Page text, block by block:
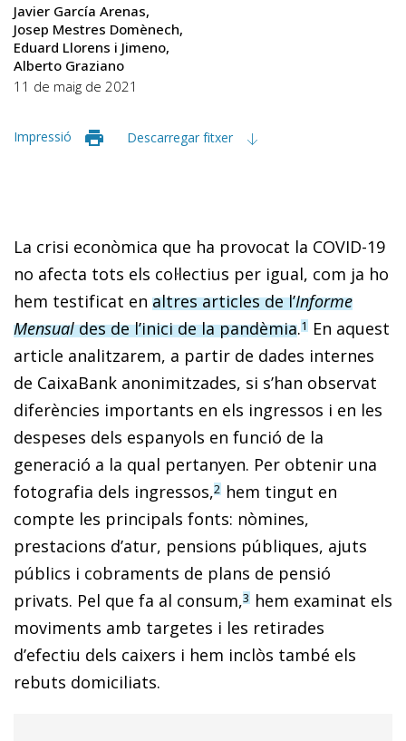
Javier García Arenas
Josep Mestres Domènech
Eduard Llorens i Jimeno
Alberto Graziano
11 de maig de 2021
Impressió Descarregar fitxer
La crisi econòmica que ha provocat la COVID-19
no afecta tots els col·lectius per igual, com ja ho
hem testificat en altres articles de l’Informe
Mensualdes de l’inici de la pandèmia.1 En aquest
article analitzarem, a partir de dades internes
de CaixaBank anonimitzades, si s’han observat
diferències importants en els ingressos i en les
despeses dels espanyols en funció de la
generació a la qual pertanyen. Per obtenir una
fotografia dels ingressos,2 hem tingut en
compte les principals fonts: nòmines,
prestacions d’atur, pensions públiques, ajuts
públics i cobraments de plans de pensió
privats. Pel que fa al consum,3 hem examinat els
moviments amb targetes i les retirades
d’efectiu dels caixers i hem inclòs també els
rebuts domiciliats.